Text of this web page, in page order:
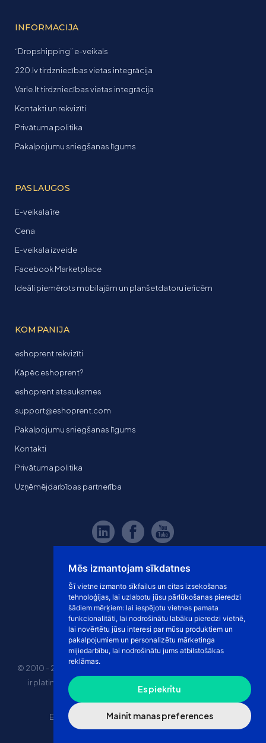
Mēs izmantojam sīkdatnes
Šī vietne izmanto sīkfailus un citas izsekošanas
tehnoloģijas, lai uzlabotu jūsu pārlūkošanas pieredzi
šādiem mērķiem: lai iespējotu vietnes pamata
funkcionalitāti, lai nodrošinātu labāku pieredzi vietnē,
lai novērtētu jūsu interesi par mūsu produktiem un
pakalpojumiem un personalizētu mārketinga
mijiedarbību, lai nodrošinātu jums atbilstošākas
reklāmas.
Es piekrītu
Mainīt manas preferences
INFORMACIJA
“Dropshipping” e-veikals
220.lv tirdzniecības vietas integrācija
Varle.lt tirdzniecības vietas integrācija
Kontakti un rekvizīti
Privātuma politika
Pakalpojumu sniegšanas līgums
PASLAUGOS
E-veikala īre
Cena
E-veikala izveide
Facebook Marketplace
Ideāli piemērots mobilajām un planšetdatoru ierīcēm
KOMPANIJA
eshoprent rekvizīti
Kāpēc eshoprent?
eshoprent atsauksmes
support@eshoprent.com
Pakalpojumu sniegšanas līgums
Kontakti
Privātuma politika
Uzņēmējdarbības partnerība
© 2010 - 2026 eshoprent prekinis ženklas saugomas. Kopijuoti
ir platinti svetainės turinį be sutikimo griežtai draudžiama.
Kainos nurodytos be PVM
E-veikala īres cena
“Dropshipping” e-veikals
Marketplace tirdzniecība